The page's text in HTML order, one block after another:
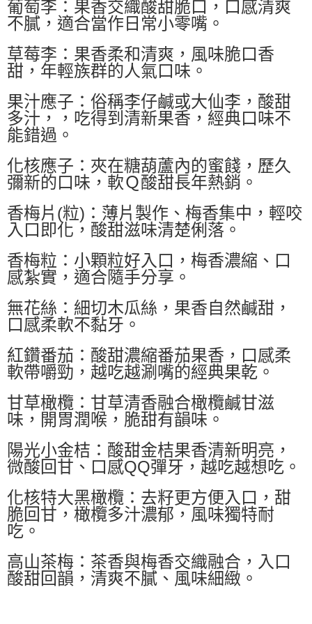
葡萄李：果香交織酸甜脆口，口感清爽
不膩，適合當作日常小零嘴。
草莓李：果香柔和清爽，風味脆口香
甜，年輕族群的人氣口味。
果汁應子：俗稱李仔鹹或大仙李，酸甜
多汁，，吃得到清新果香，經典口味不
能錯過。
化核應子：夾在糖葫蘆內的蜜餞，歷久
彌新的口味，軟Ｑ酸甜長年熱銷。
香梅片(粒)：薄片製作、梅香集中，輕咬
入口即化，酸甜滋味清楚俐落。
香梅粒：小顆粒好入口，梅香濃縮、口
感紮實，適合隨手分享。
無花絲：細切木瓜絲，果香自然鹹甜，
口感柔軟不黏牙。
紅鑽番茄：酸甜濃縮番茄果香，口感柔
軟帶嚼勁，越吃越涮嘴的經典果乾。
甘草橄欖：甘草清香融合橄欖鹹甘滋
味，開胃潤喉，脆甜有韻味。
陽光小金桔：酸甜金桔果香清新明亮，
微酸回甘、口感QQ彈牙，越吃越想吃。
化核特大黑橄欖：去籽更方便入口，甜
脆回甘，橄欖多汁濃郁，風味獨特耐
吃。
高山茶梅：茶香與梅香交織融合，入口
酸甜回韻，清爽不膩、風味細緻。